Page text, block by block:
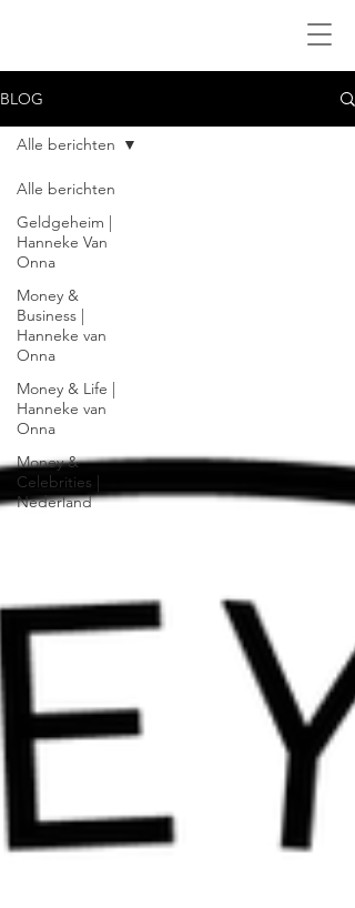
BLOG
Alle berichten
Geldgeheim |
Hanneke Van
Onna
Money &
Business |
Hanneke van
Onna
Money & Life |
Hanneke van
Onna
Money &
Celebrities |
Nederland
Alle berichten